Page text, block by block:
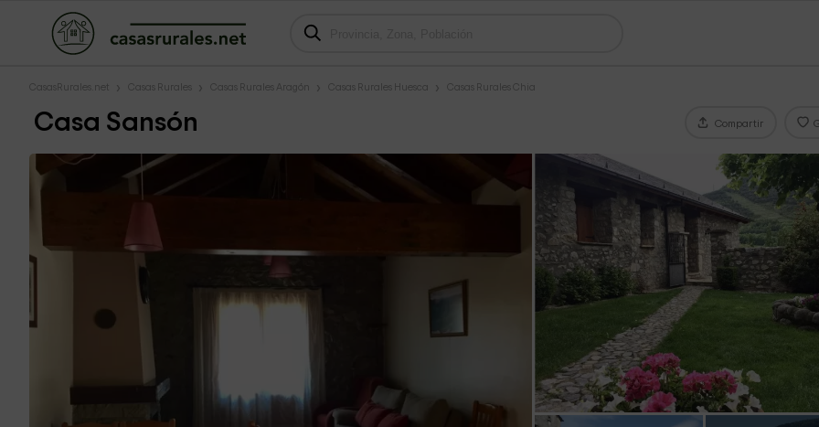
CasasRurales.net Casas Rurales Casas Rurales Aragón Casas Rurales Huesca Casas Rurales Chia
Casa Sansón Compartir